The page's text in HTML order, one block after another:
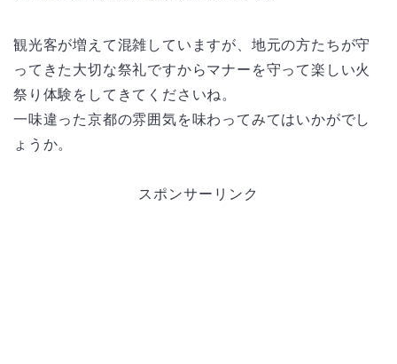
観光客が増えて混雑していますが、地元の方たちが守
ってきた大切な祭礼ですからマナーを守って楽しい火
祭り体験をしてきてくださいね。
一味違った京都の雰囲気を味わってみてはいかがでし
ょうか。
スポンサーリンク